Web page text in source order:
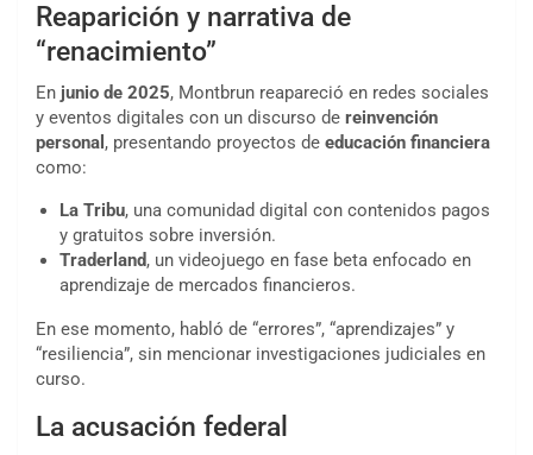
Reaparición y narrativa de
“renacimiento”
En junio de 2025, Montbrun reapareció en redes sociales
y eventos digitales con un discurso de reinvención
personal , presentando proyectos de educación financiera
como:
La Tribu, una comunidad digital con contenidos pagos
y gratuitos sobre inversión.
Traderland, un videojuego en fase beta enfocado en
aprendizaje de mercados financieros.
En ese momento, habló de “errores”, “aprendizajes” y
“resiliencia”, sin mencionar investigaciones judiciales en
curso.
La acusación federal